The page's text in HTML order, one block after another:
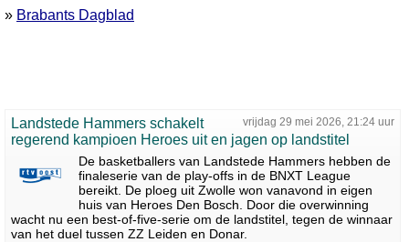
» Brabants Dagblad
vrijdag 29 mei 2026, 21:24 uur
Landstede Hammers schakelt
regerend kampioen Heroes uit en jagen op landstitel
De basketballers van Landstede Hammers hebben de
finaleserie van de play-offs in de BNXT League
bereikt. De ploeg uit Zwolle won vanavond in eigen
huis van Heroes Den Bosch. Door die overwinning
wacht nu een best-of-five-serie om de landstitel, tegen de winnaar
van het duel tussen ZZ Leiden en Donar.